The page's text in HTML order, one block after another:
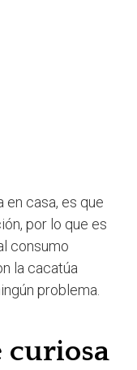
en casa, es que
por lo que es
consumo
la cacatúa
problema.
curiosa